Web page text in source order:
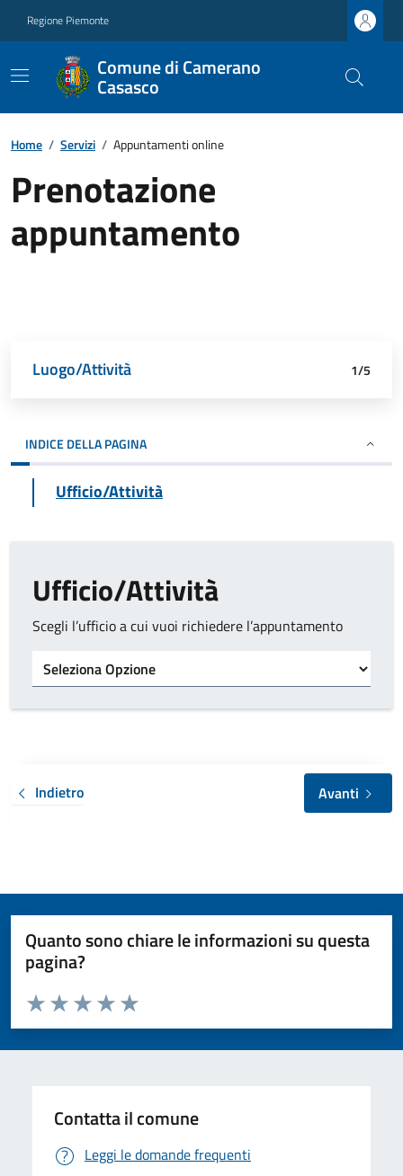
Regione Piemonte
Comune di Camerano
Casasco
Home / Servizi / Appuntamenti online
Prenotazione
appuntamento
Luogo/Attività
Dettagli appuntamento
Richiedente
Data e orario
Riepilogo 1/5
INDICE DELLA PAGINA
Ufficio/Attività
Ufficio/Attività
Scegli l’ufficio a cui vuoi richiedere l’appuntamento
Indietro Avanti
Quanto sono chiare le informazioni su questa
pagina?
Valuta da 1 a 5 stelle la pagina
Valuta 5 stelle su 5
Valuta 4 stelle su 5
Valuta 3 stelle su 5
Valuta 2 stelle su 5
Valuta 1 stelle su 5
Contatta il comune
Leggi le domande frequenti